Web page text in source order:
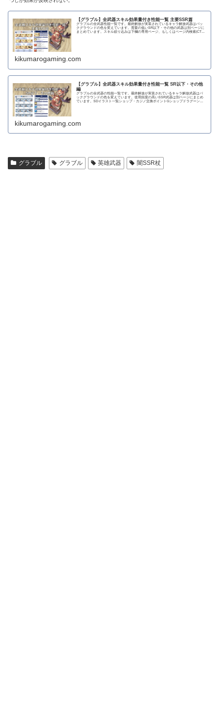
【グラブル】全武器スキル効果量付き性能一覧 主要SSR篇
グラブルの全武器性能一覧です。最終解放が実装されているキャラ解放武器はバッ
クグラウンドの色を変えています。需要の低いSR以下・その他の武器は別ページに
まとめています。スキル絞り込みは下欄の専用ページ、もしくはページ内検索(CTRL
kikumarogaming.com
【グラブル】全武器スキル効果量付き性能一覧 SR以下・その他
編
グラブルの全武器の性能一覧です。最終解放が実装されているキャラ解放武器はバ
ックグラウンドの色を変えています。使用頻度の高いSSR武器は別ページにまとめ
ています。SDイラスト一覧ショップ・カジノ交換ポイントGショップドラグーンラ
kikumarogaming.com
グラブル グラブル 英雄武器 闇SSR杖